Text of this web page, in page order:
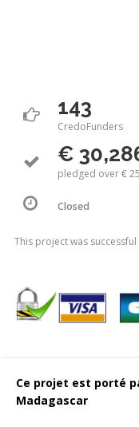
143
CredoFunders
€
pledged over €
Closed
This project was
Ce projet est porté
Madagascar